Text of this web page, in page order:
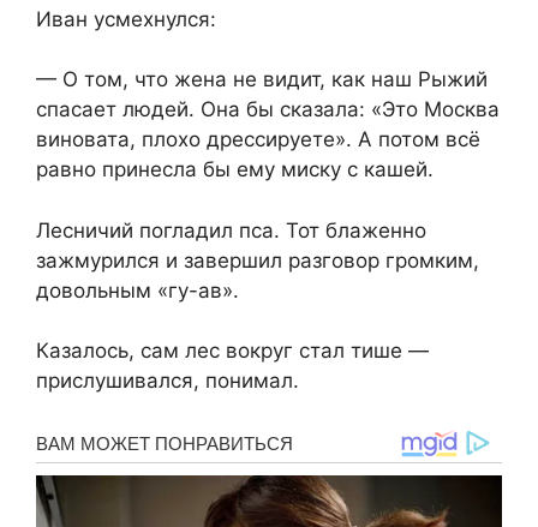
Иван усмехнулся:
— О том, что жена не видит, как наш Рыжий
спасает людей. Она бы сказала: «Это Москва
виновата, плохо дрессируете». А потом всё
равно принесла бы ему миску с кашей.
Лесничий погладил пса. Тот блаженно
зажмурился и завершил разговор громким,
довольным «гу-ав».
Казалось, сам лес вокруг стал тише —
прислушивался, понимал.